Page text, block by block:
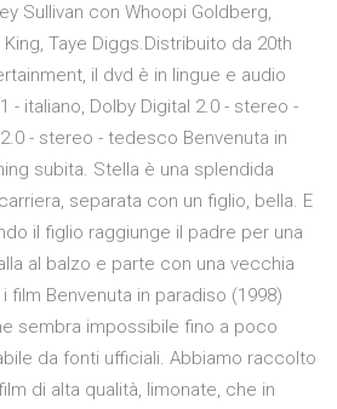
Sullivan con Whoopi Goldberg,
Taye Diggs.Distribuito da 20th
il dvd è in lingue e audio
- italiano, Dolby Digital 2.0 - stereo -
- stereo - tedesco Benvenuta in
subita. Stella è una splendida
separata con un figlio, bella. E
il figlio raggiunge il padre per una
al balzo e parte con una vecchia
film Benvenuta in paradiso (1998)
sembra impossibile fino a poco
da fonti ufficiali. Abbiamo raccolto
di alta qualità, limonate, che in